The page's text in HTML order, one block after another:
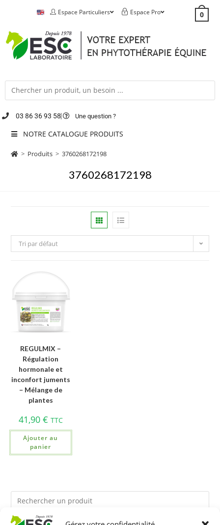
Espace Particuliers Espace Pro 0
03 86 36 93 58 Une question ?
NOTRE CATALOGUE PRODUITS
> Produits > 3760268172198
3760268172198
Tri par défaut
REGULMIX –
Régulation
hormonale et
inconfort juments
– Mélange de
plantes
41,90 € TTC
Ajouter au
panier